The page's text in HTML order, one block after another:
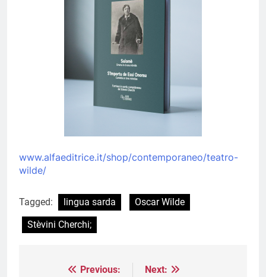
www.alfaeditrice.it/shop/contemporaneo/teatro-
wilde/
Tagged: lingua sarda
Oscar Wilde
Stèvini Cherchi;
Previous:
Next: